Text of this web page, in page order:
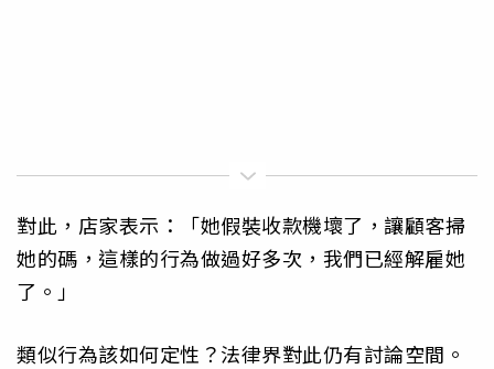
對此，店家表示：「她假裝收款機壞了，讓顧客掃
她的碼，這樣的行為做過好多次，我們已經解雇她
了。」
類似行為該如何定性？法律界對此仍有討論空間。